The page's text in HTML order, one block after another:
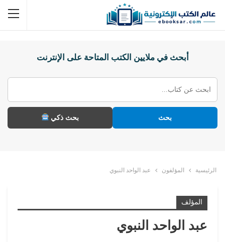
أبحث في ملايين الكتب المتاحة على الإنترنت
بحث بحث ذكي
الرئيسية المؤلفون عبد الواحد النبوي
المؤلف
عبد الواحد النبوي